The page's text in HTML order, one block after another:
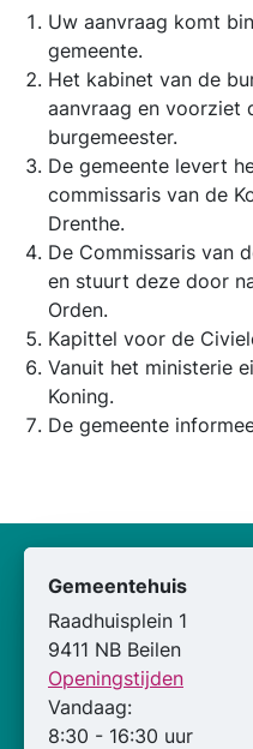
Uw aanvraag komt
gemeente.
Het kabinet van de
aanvraag en voorziet
burgemeester.
De gemeente levert
commissaris van de
Drenthe.
De Commissaris van
en stuurt deze door
Orden.
Kapittel voor de
Vanuit het ministerie
Koning.
De gemeente
Gemeentehuis
Raadhuisplein 1
9411 NB Beilen
Openingstijden
Vandaag:
8:30 - 16:30 uur